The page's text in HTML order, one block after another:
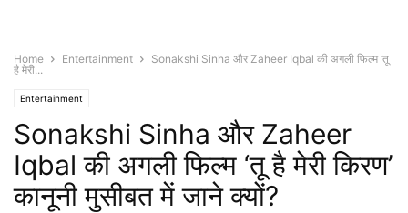
Home Entertainment
Sonakshi Sinha और Zaheer Iqbal की अगली फिल्म ‘तू
है मेरी...
Entertainment
Sonakshi Sinha और Zaheer
Iqbal की अगली फिल्म ‘तू है मेरी किरण’
कानूनी मुसीबत में जाने क्यों?